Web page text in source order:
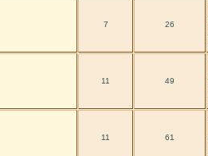
7 26
11 49
11 61